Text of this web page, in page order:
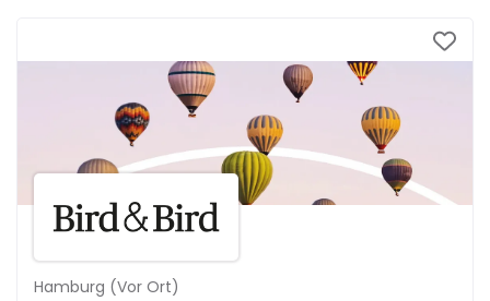
Hamburg (Vor Ort)